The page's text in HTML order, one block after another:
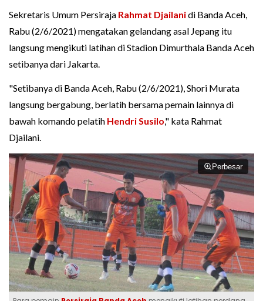
Sekretaris Umum Persiraja Rahmat Djailanidi Banda Aceh,
Rabu (2/6/2021) mengatakan gelandang asal Jepang itu
langsung mengikuti latihan di Stadion Dimurthala Banda Aceh
setibanya dari Jakarta.
"Setibanya di Banda Aceh, Rabu (2/6/2021), Shori Murata
langsung bergabung, berlatih bersama pemain lainnya di
bawah komando pelatih Hendri Susilo," kata Rahmat
Djailani.
Perbesar